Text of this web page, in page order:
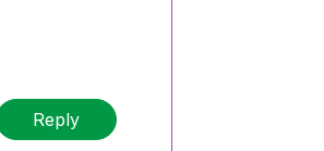
Reply